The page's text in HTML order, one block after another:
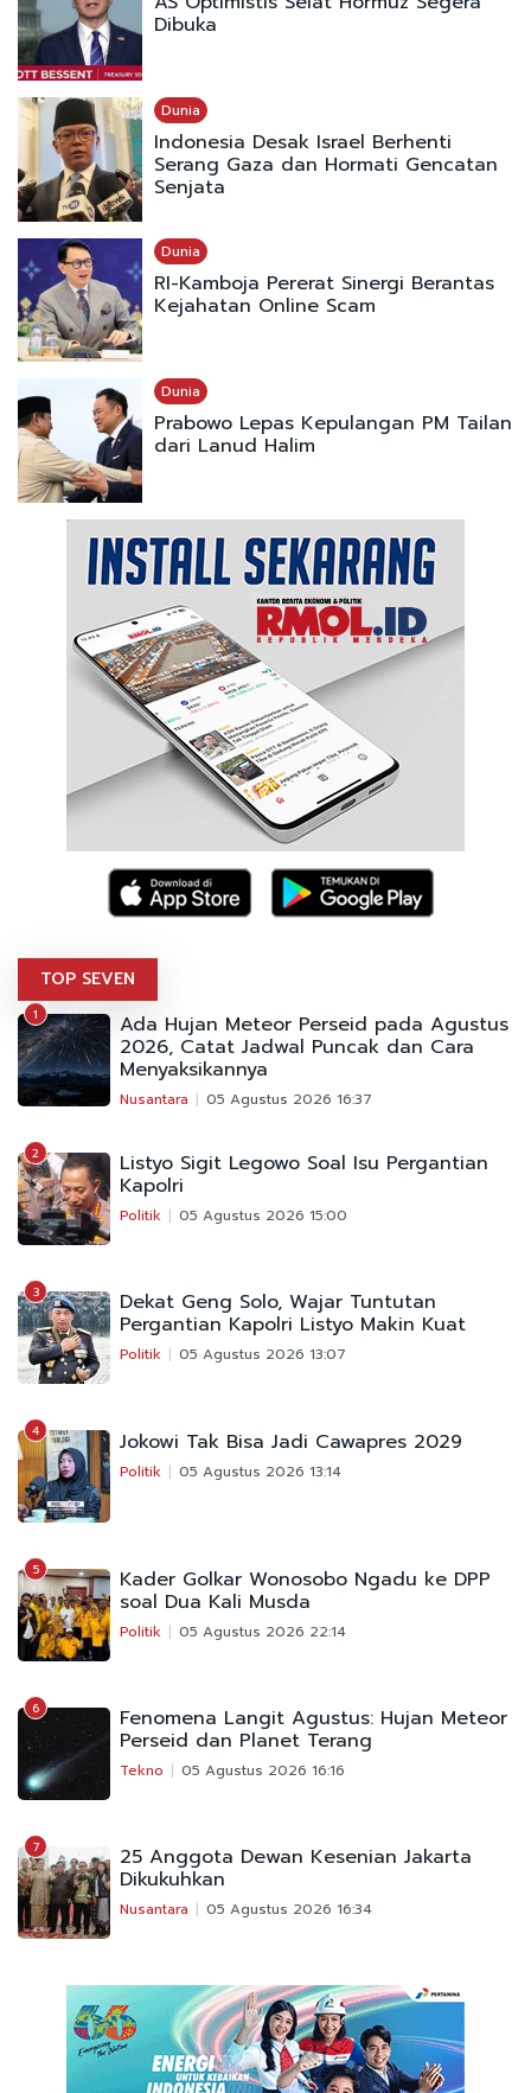
Dibuka
Dunia
Indonesia Desak Israel Berhenti
Serang Gaza dan Hormati Gencatan
Senjata
Dunia
RI-Kamboja Pererat Sinergi Berantas
Kejahatan Online Scam
Dunia
Prabowo Lepas Kepulangan PM Tailan
dari Lanud Halim
TOP SEVEN
1 Ada Hujan Meteor Perseid pada Agustus
2026, Catat Jadwal Puncak dan Cara
Menyaksikannya
Nusantara 05 Agustus 2026 16:37
2 Listyo Sigit Legowo Soal Isu Pergantian
Kapolri
Politik 05 Agustus 2026 15:00
3 Dekat Geng Solo, Wajar Tuntutan
Pergantian Kapolri Listyo Makin Kuat
Politik 05 Agustus 2026 13:07
4 Jokowi Tak Bisa Jadi Cawapres 2029
Politik 05 Agustus 2026 13:14
5 Kader Golkar Wonosobo Ngadu ke DPP
soal Dua Kali Musda
Politik 05 Agustus 2026 22:14
6 Fenomena Langit Agustus: Hujan Meteor
Perseid dan Planet Terang
Tekno 05 Agustus 2026 16:16
7 25 Anggota Dewan Kesenian Jakarta
Dikukuhkan
Nusantara 05 Agustus 2026 16:34